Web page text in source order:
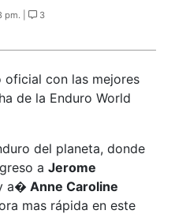
pm. | 3
oficial con las mejores
de la Enduro World
del planeta, donde
a Jerome
a� Anne Caroline
mas rápida en este